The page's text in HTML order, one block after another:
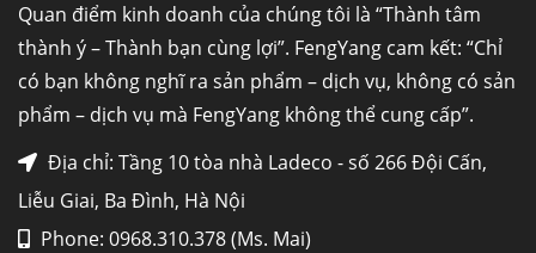
Quan điểm kinh doanh của chúng tôi là “Thành tâm
thành ý – Thành bạn cùng lợi”. FengYang cam kết: “Chỉ
có bạn không nghĩ ra sản phẩm – dịch vụ, không có sản
phẩm – dịch vụ mà FengYang không thể cung cấp”.
Địa chỉ: Tầng 10 tòa nhà Ladeco - số 266 Đội Cấn,
Liễu Giai, Ba Đình, Hà Nội
Phone: 0968.310.378 (Ms. Mai)
Fengyang là một trong những nhà
máy...
Hợp kim N06625 là gì? Giá hợp kim 625 mới
nhiệt,...